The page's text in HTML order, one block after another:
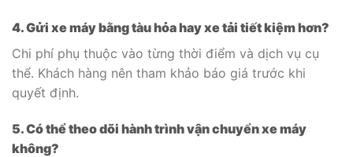
4. Gửi xe máy bằng tàu hỏa hay xe tải tiết kiệm hơn?
Chi phí phụ thuộc vào từng thời điểm và dịch vụ cụ
thể. Khách hàng nên tham khảo báo giá trước khi
quyết định.
5. Có thể theo dõi hành trình vận chuyển xe máy
không?